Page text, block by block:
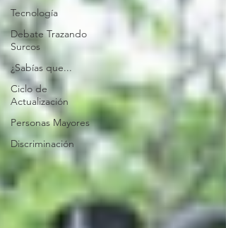
Tecnología
Debate Trazando
Surcos
¿Sabías que...
Ciclo de
Actualización
Personas Mayores
Discriminación